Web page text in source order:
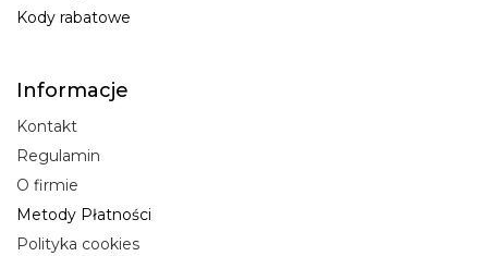
Kody rabatowe
Informacje
Kontakt
Regulamin
O firmie
Metody Płatności
Polityka cookies